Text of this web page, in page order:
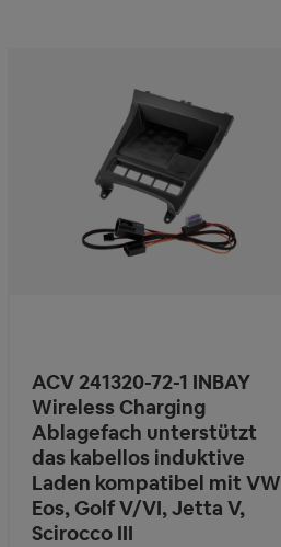
ACV 241320-72-1 INBAY
Wireless Charging
Ablagefach unterstützt
das kabellos induktive
Laden kompatibel mit VW
Eos, Golf V/VI, Jetta V,
Scirocco III